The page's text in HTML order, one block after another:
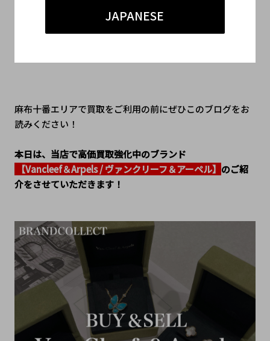
JAPANESE
#麻布十番 買取
麻布十番エリアで買取をご利用の前にぜひこのブログをお
読みください！
本日は、当店で高価買取強化中のブランド
【Vancleef＆Arpels / ヴァンクリーフ＆アーペル】 のご紹
介をさせていただきます！